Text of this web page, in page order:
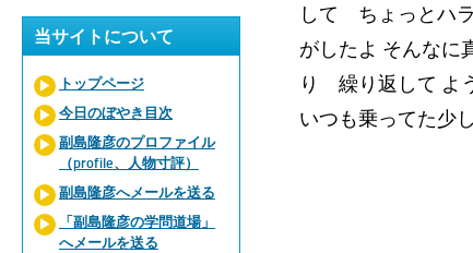
して ちょっとハ
がしたよ そんな
り 繰り返して よ
いつも乗ってた少
当サイトについて
トップページ
今日のぼやき目次
副島隆彦のプロファイル
（profile、人物寸評）
副島隆彦へメールを送る
「副島隆彦の学問道場」
へメールを送る